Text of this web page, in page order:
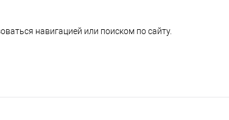
навигацией или поиском по сайту.